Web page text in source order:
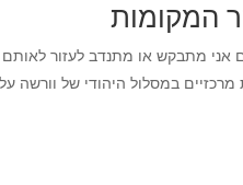
המקומות
מתבקש או מתנדב לעזור לאותם
במסלול היהודי של וורשה